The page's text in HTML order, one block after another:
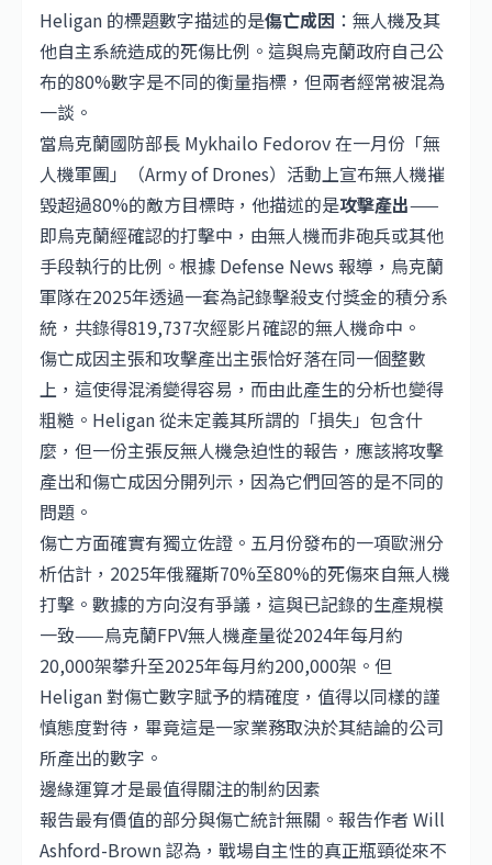
Heligan 的標題數字描述的是傷亡成因 ：無人機及其
他自主系統造成的死傷比例。這與烏克蘭政府自己公
布的80%數字是不同的衡量指標，但兩者經常被混為
一談。
當烏克蘭國防部長 Mykhailo Fedorov 在一月份「無
人機軍團」（Army of Drones）活動上宣布無人機摧
毀超過80%的敵方目標時，他描述的是攻擊產出——
即烏克蘭經確認的打擊中，由無人機而非砲兵或其他
手段執行的比例。根據 Defense News 報導，烏克蘭
軍隊在2025年透過一套為記錄擊殺支付獎金的積分系
統，共錄得819,737次經影片確認的無人機命中。
傷亡成因主張和攻擊產出主張恰好落在同一個整數
上，這使得混淆變得容易，而由此產生的分析也變得
粗糙。Heligan 從未定義其所謂的「損失」包含什
麼，但一份主張反無人機急迫性的報告，應該將攻擊
產出和傷亡成因分開列示，因為它們回答的是不同的
問題。
傷亡方面確實有獨立佐證。五月份發布的一項歐洲分
析估計，2025年俄羅斯70%至80%的死傷來自無人機
打擊。數據的方向沒有爭議，這與已記錄的生產規模
一致——烏克蘭FPV無人機產量從2024年每月約
20,000架攀升至2025年每月約200,000架。但
Heligan 對傷亡數字賦予的精確度，值得以同樣的謹
慎態度對待，畢竟這是一家業務取決於其結論的公司
所產出的數字。
邊緣運算才是最值得關注的制約因素
報告最有價值的部分與傷亡統計無關。報告作者 Will
Ashford-Brown 認為，戰場自主性的真正瓶頸從來不